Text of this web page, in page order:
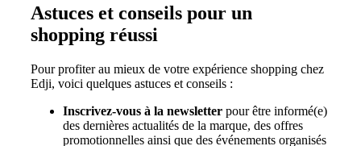
Astuces et conseils pour un
shopping réussi
Pour profiter au mieux de votre expérience shopping chez
Edji, voici quelques astuces et conseils :
Inscrivez-vous à la newsletter pour être informé(e)
des dernières actualités de la marque, des offres
promotionnelles ainsi que des événements organisés